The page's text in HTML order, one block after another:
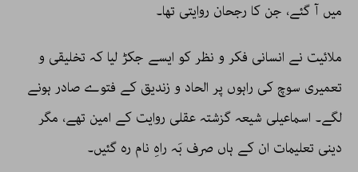
میں آ گئے، جن کا رجحان روایتی تھا۔
ملائیت نے انسانی فکر و نظر کو ایسے جکڑ لیا کہ تخلیقی و
تعمیری سوچ کی راہوں پر الحاد و زندیق کے فتوے صادر ہونے
لگے۔ اسماعیلی شیعہ گزشتہ عقلی روایت کے امین تھے، مگر
دینی تعلیمات ان کے ہاں صرف بَہ راہِ نام رہ گئیں۔